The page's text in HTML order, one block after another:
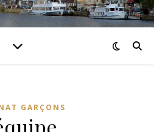
GARÇONS